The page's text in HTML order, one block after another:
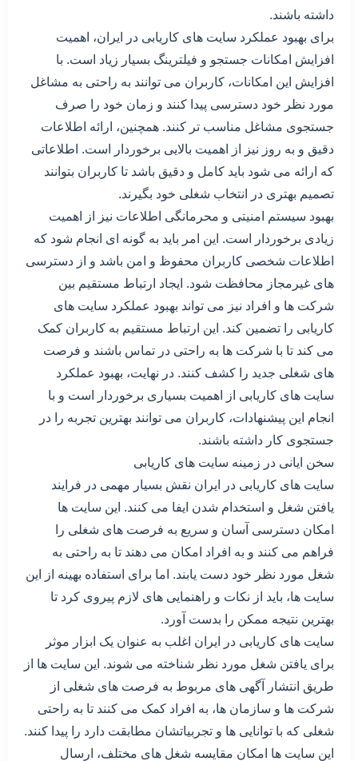
داشته باشند.
برای بهبود عملکرد سایت های کاریابی در ایران، اهمیت
افزایش امکانات جستجو و فیلترینگ بسیار زیاد است. با
افزایش این امکانات، کاربران می توانند به راحتی به مشاغل
مورد نظر خود دسترسی پیدا کنند و زمان خود را صرف
جستجوی مشاغل مناسب تر کنند. همچنین، ارائه اطلاعات
دقیق و به روز نیز از اهمیت بالایی برخوردار است. اطلاعاتی
که ارائه می شود باید کامل و دقیق باشد تا کاربران بتوانند
تصمیم بهتری در انتخاب شغلی خود بگیرند.
بهبود سیستم امنیتی و محرمانگی اطلاعات نیز از اهمیت
زیادی برخوردار است. این امر باید به گونه ای انجام شود که
اطلاعات شخصی کاربران محفوظ و امن باشد و از دسترسی
های غیرمجاز محافظت شود. ایجاد ارتباط مستقیم بین
شرکت ها و افراد نیز می تواند بهبود عملکرد سایت های
کاریابی را تضمین کند. این ارتباط مستقیم به کاربران کمک
می کند تا با شرکت ها به راحتی در تماس باشند و فرصت
های شغلی جدید را کشف کنند. در نهایت، بهبود عملکرد
سایت های کاریابی از اهمیت بسیاری برخوردار است و با
انجام این پیشنهادات، کاربران می توانند بهترین تجربه را در
جستجوی کار داشته باشند.
سخن ایانی در زمینه سایت های کاریابی
سایت های کاریابی در ایران نقش بسیار مهمی در فرایند
یافتن شغل و استخدام شدن ایفا می کنند. این سایت ها
امکان دسترسی آسان و سریع به فرصت های شغلی را
فراهم می کنند و به افراد امکان می دهند تا به راحتی به
شغل مورد نظر خود دست یابند. اما برای استفاده بهینه از این
سایت ها، باید از نکات و راهنمایی های لازم پیروی کرد تا
بهترین نتیجه ممکن را بدست آورد.
سایت های کاریابی در ایران اغلب به عنوان یک ابزار موثر
برای یافتن شغل مورد نظر شناخته می شوند. این سایت ها از
طریق انتشار آگهی های مربوط به فرصت های شغلی از
شرکت ها و سازمان ها، به افراد کمک می کنند تا به راحتی
شغلی که با توانایی ها و تجربیاتشان مطابقت دارد را پیدا کنند.
این سایت ها امکان مقایسه شغل های مختلف، ارسال